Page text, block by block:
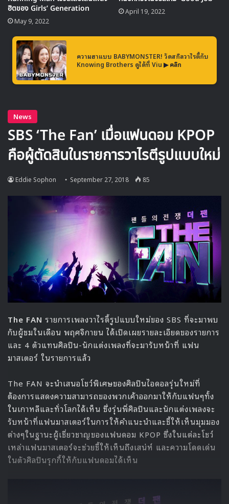
ฮิตของ Girls’ Generation
May 9, 2022
April 19, 2022
ความฮาแบบ BABYMONSTER! วัดสกิลวาไรตี้กับ
Knowing Brothers ดูได้ที่ Viu ▶ คลิก